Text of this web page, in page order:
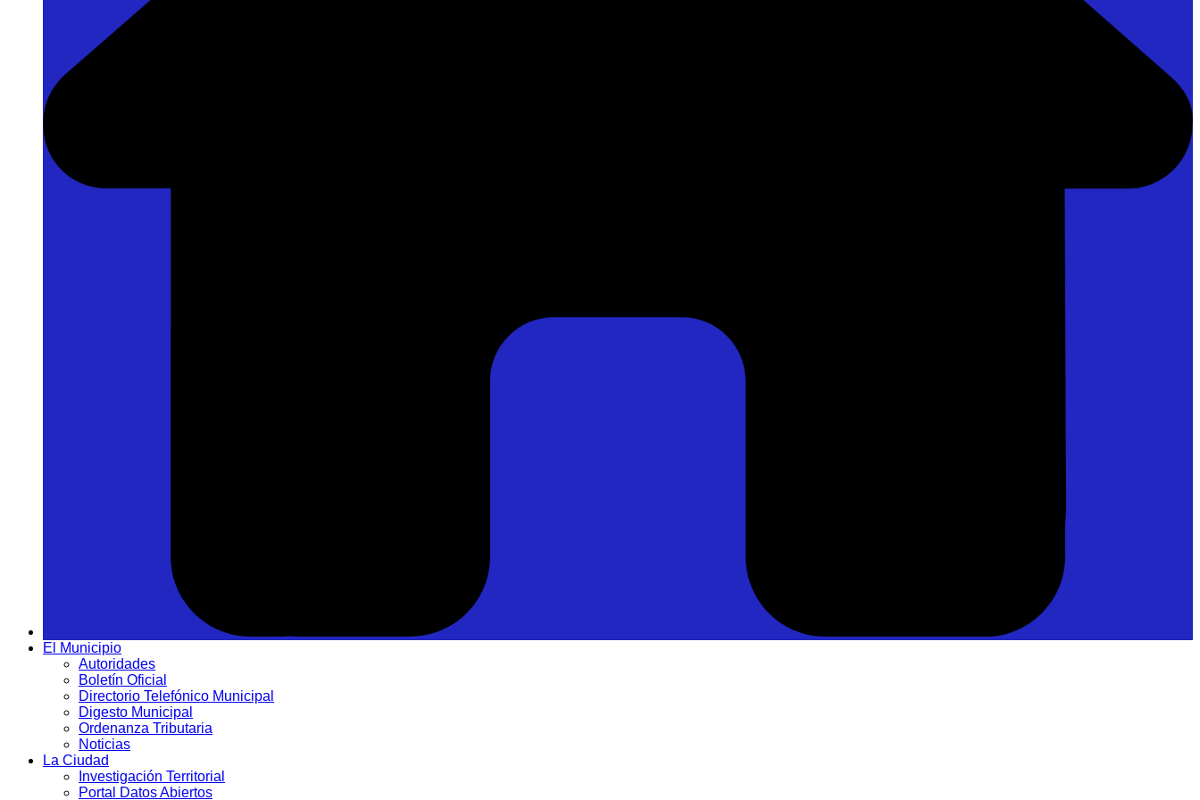
El Municipio
Autoridades
Boletín Oficial
Directorio Telefónico Municipal
Digesto Municipal
Ordenanza Tributaria
Noticias
La Ciudad
Investigación Territorial
Portal Datos Abiertos